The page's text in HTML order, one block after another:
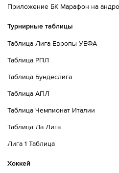
Приложение БК Марафон на
Турнирные таблицы
Таблица Лига Европы УЕФА
Таблица РПЛ
Таблица Бундеслига
Таблица АПЛ
Таблица Чемпионат Италии
Таблица Ла Лига
Лига 1 Таблица
Хоккей